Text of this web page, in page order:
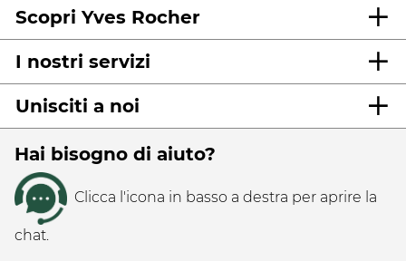
Scopri Yves Rocher
I nostri servizi
Unisciti a noi
Hai bisogno di aiuto?
Clicca l'icona in basso a destra per aprire la
chat.